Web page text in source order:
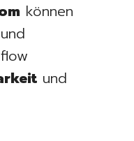
können
und
und